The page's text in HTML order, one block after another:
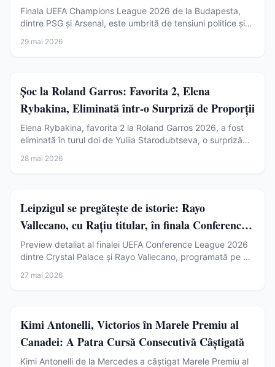
Finala UEFA Champions League 2026 de la Budapesta,
dintre PSG și Arsenal, este umbrită de tensiuni politice și
29 mai 2026
Sport
Șoc la Roland Garros: Favorita 2, Elena
Rybakina, Eliminată într-o Surpriză de Proporții
Elena Rybakina, favorita 2 la Roland Garros 2026, a fost
eliminată în turul doi de Yuliia Starodubtseva, o surpriză
28 mai 2026
Sport
Leipzigul se pregătește de istorie: Rayo
Vallecano, cu Rațiu titular, în finala Conference
League
Preview detaliat al finalei UEFA Conference League 2026
dintre Crystal Palace și Rayo Vallecano, programată pe 27
27 mai 2026
Sport
Kimi Antonelli, Victorios în Marele Premiu al
Canadei: A Patra Cursă Consecutivă Câștigată
Kimi Antonelli de la Mercedes a câștigat Marele Premiu al